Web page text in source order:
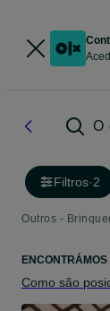
O
Filtros·2
Como são